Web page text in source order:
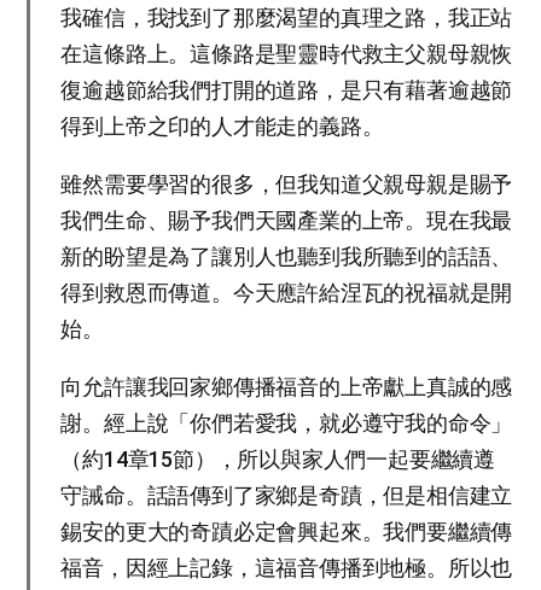
我確信，我找到了那麼渴望的真理之路，我正站
在這條路上。這條路是聖靈時代救主父親母親恢
復逾越節給我們打開的道路，是只有藉著逾越節
得到上帝之印的人才能走的義路。
雖然需要學習的很多，但我知道父親母親是賜予
我們生命、賜予我們天國產業的上帝。現在我最
新的盼望是為了讓別人也聽到我所聽到的話語、
得到救恩而傳道。今天應許給涅瓦的祝福就是開
始。
向允許讓我回家鄉傳播福音的上帝獻上真誠的感
謝。經上說「你們若愛我，就必遵守我的命令」
（約14章15節），所以與家人們一起要繼續遵
守誡命。話語傳到了家鄉是奇蹟，但是相信建立
錫安的更大的奇蹟必定會興起來。我們要繼續傳
福音，因經上記錄，這福音傳播到地極。所以也